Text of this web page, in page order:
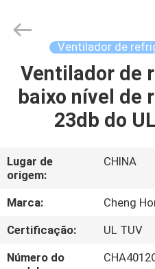
CASA
PRODUTOS
SHOW
DE
RV
SOBRE
Home
Electronics
Reserved.
Ventilador de
Ventilador de
baixo nível de
23db do
Lugar de
origem:
CHINA
Marca:
Cheng
Certificação:
UL TUV
Número do